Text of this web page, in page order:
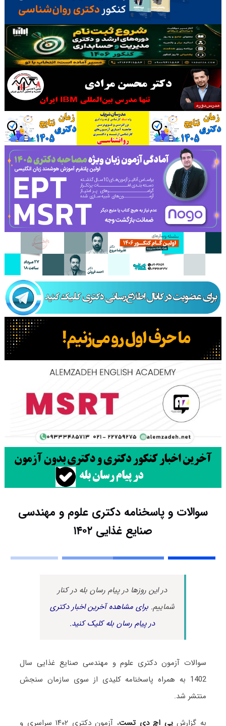
سوالات و پاسخنامه دکتری علوم و مهندسی
صنایع غذایی ۱۴۰۲
در این روزها در پیام رسان بله در کنار
شماییم.برای مشاهده آخرین اخبار دکتری
در پیام رسان بله کلیک کنید.
سوالات آزمون دکتری علوم و مهندسی صنایع غذایی سال
1402 به همراه پاسخنامه کلیدی از سوی سازمان سنجش
منتشر شد.
به گزارشپی اچ دی تست
، آزمون دکتری ۱۴۰۲ سراسری و